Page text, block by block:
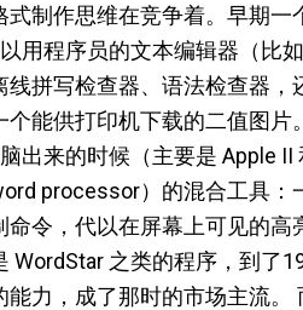
式制作思维在竞争着。早期
用程序员的文本编辑器（比
线拼写检查器、语法检查器
个能供打印机下载的二值图
出来的时候（主要是 Apple
processor）的混合工具
命令，代以在屏幕上可见的
WordStar 之类的程序，到了
能力，成了那时的市场主流